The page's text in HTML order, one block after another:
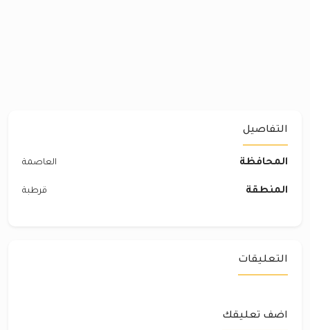
التفاصيل
المحافظة العاصمة
المنطقة قرطبة
التعليقات
اضف تعليقك